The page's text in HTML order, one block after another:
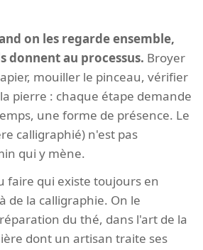
on les regarde ensemble,
donnent au processus. Broyer
mouiller le pinceau, vérifier
pierre : chaque étape demande
une forme de présence. Le
calligraphié) n'est pas
qui y mène.
faire qui existe toujours en
de la calligraphie. On le
du thé, dans l'art de la
dont un artisan traite ses